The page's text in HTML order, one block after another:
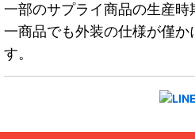
一部のサプライ商品の生産時
一商品でも外装の仕様が僅か
す。